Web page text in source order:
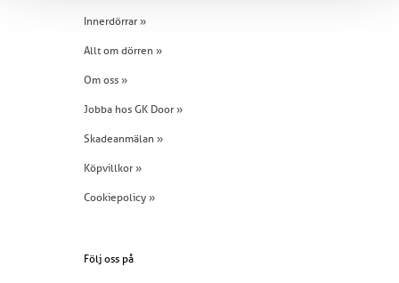
Innerdörrar »
Allt om dörren »
Om oss »
Jobba hos GK Door »
Skadeanmälan »
Köpvillkor »
Cookiepolicy »
Följ oss på